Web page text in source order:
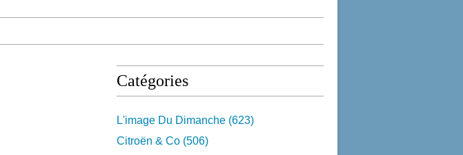
Catégories
L'image Du Dimanche (623)
Citroën & Co (506)